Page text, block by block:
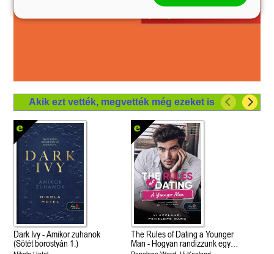
Akik ezt vették, megvették még ezeket is
Dark Ivy - Amikor zuhanok
(Sötét borostyán 1.)
The Rules of Dating a Younger
Man - Hogyan randizzunk egy